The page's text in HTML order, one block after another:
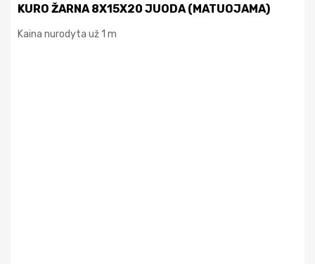
KURO ŽARNA 8X15X20 JUODA (MATUOJAMA)
Kaina nurodyta už 1 m